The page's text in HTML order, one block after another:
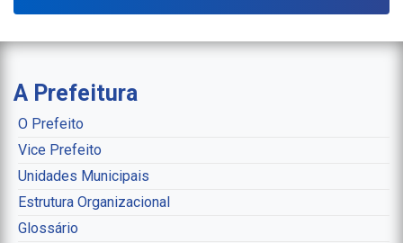
A Prefeitura
O Prefeito
Vice Prefeito
Unidades Municipais
Estrutura Organizacional
Glossário